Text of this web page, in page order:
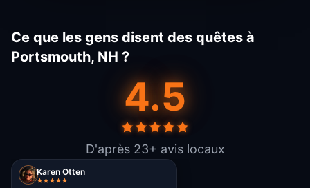
Ce que les gens disent des quêtes à
Portsmouth, NH ?
4.5
D'après 23+ avis locaux
Karen Otten